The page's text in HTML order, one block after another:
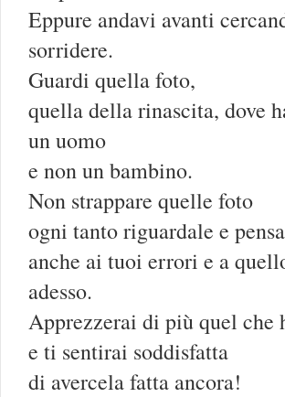
Eppure andavi avanti
sorridere.
Guardi quella foto,
quella della rinascita, dove
un uomo
e non un bambino.
Non strappare quelle foto
ogni tanto riguardale e
anche ai tuoi errori e a
adesso.
Apprezzerai di più quel che
e ti sentirai soddisfatta
di avercela fatta ancora!